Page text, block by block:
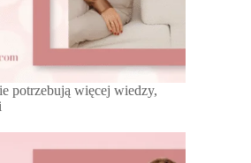
potrzebują więcej wiedzy,